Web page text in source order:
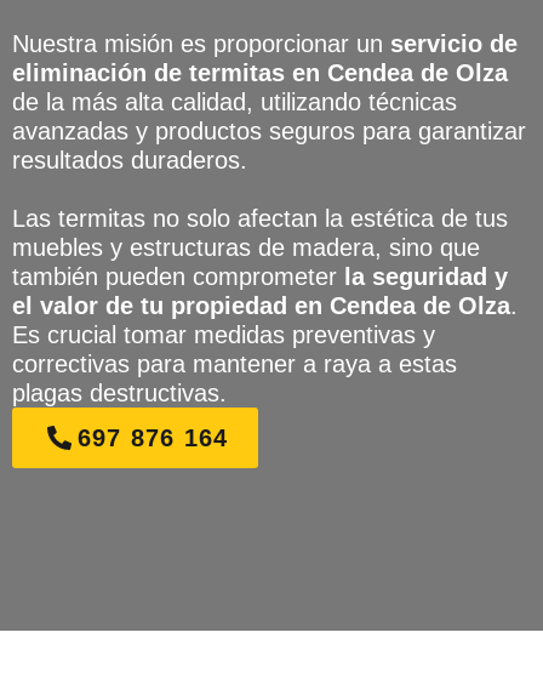
Nuestra misión es proporcionar un servicio de
eliminación de termitas en Cendea de Olza
de la más alta calidad, utilizando técnicas
avanzadas y productos seguros para garantizar
resultados duraderos.
Las termitas no solo afectan la estética de tus
muebles y estructuras de madera, sino que
también pueden comprometer la seguridad y
el valor de tu propiedad en Cendea de Olza.
Es crucial tomar medidas preventivas y
correctivas para mantener a raya a estas
plagas destructivas.
697 876 164